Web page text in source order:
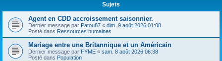
Sujets
Agent en CDD accroissement saisonnier.
Dernier message par Patou87 « dim. 9 août 2026 01:08
Posté dans Ressources humaines
Mariage entre une Britannique et un Américain
Dernier message par FYME « sam. 8 août 2026 06:38
Posté dans Population